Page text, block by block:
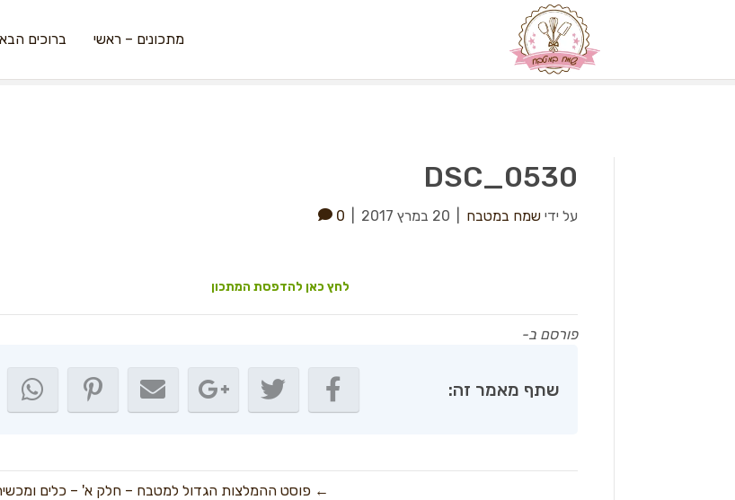
מתכונים – ראשי ברוכים
DSC_0530
על ידי שמח במטבח 20 במרץ 2017 0
לחץ כאן להדפסת המתכון
פורסם ב-
שתף מאמר זה:
← פוסט ההמלצות הגדול למטבח – חלק א' – כלים